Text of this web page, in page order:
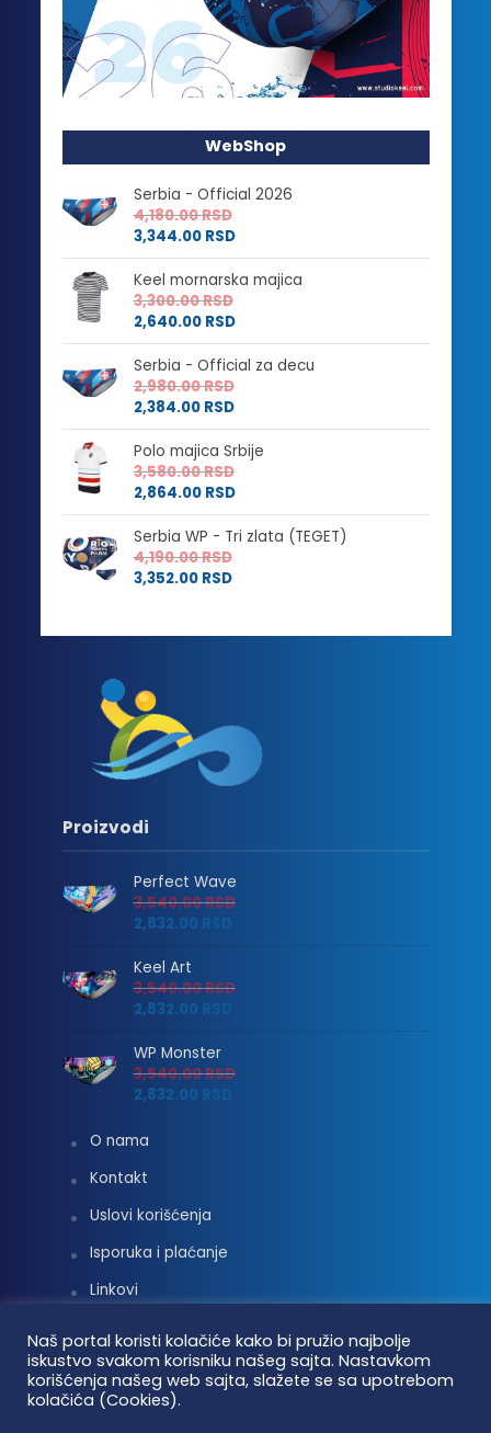
WebShop
Serbia - Official 2026
4,180.00RSD
3,344.00 RSD
Keel mornarska majica
3,300.00RSD
2,640.00 RSD
Serbia - Official za decu
2,980.00RSD
2,384.00 RSD
Polo majica Srbije
3,580.00RSD
2,864.00 RSD
Serbia WP - Tri zlata (TEGET)
4,190.00RSD
3,352.00 RSD
Proizvodi
Perfect Wave
3,540.00RSD
2,832.00 RSD
Keel Art
3,540.00RSD
2,832.00 RSD
WP Monster
3,540.00RSD
2,832.00 RSD
O nama
Kontakt
Uslovi korišćenja
Isporuka i plaćanje
Linkovi
Vaterpolo vesti © 2026. Sva prava zadržana.
Naš portal koristi kolačiće kako bi pružio najbolje
iskustvo svakom korisniku našeg sajta. Nastavkom
korišćenja našeg web sajta, slažete se sa upotrebom
kolačića (Cookies).